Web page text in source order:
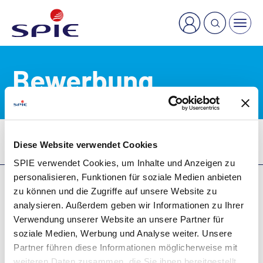
Diese Website verwendet Cookies
SPIE verwendet Cookies, um Inhalte und Anzeigen zu
personalisieren, Funktionen für soziale Medien anbieten
zu können und die Zugriffe auf unsere Website zu
analysieren. Außerdem geben wir Informationen zu Ihrer
Verwendung unserer Website an unsere Partner für
soziale Medien, Werbung und Analyse weiter. Unsere
Partner führen diese Informationen möglicherweise mit
Bewerbung
Karriere Stellenangebote
AGB
Impressum
Datenschutzhinweise